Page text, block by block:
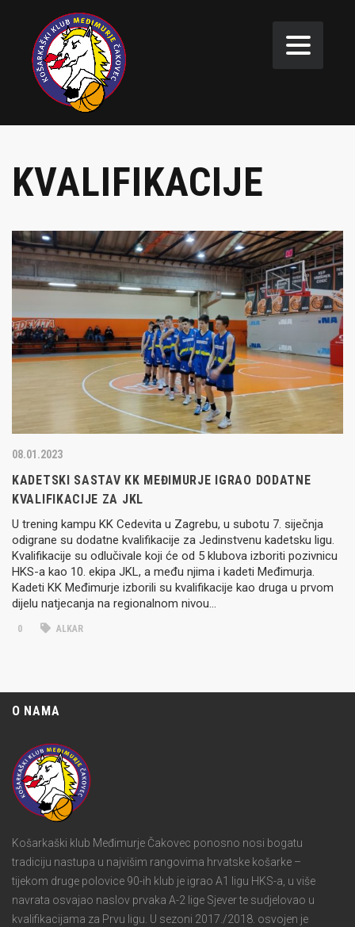
KVALIFIKACIJE
08.01.2023
KADETSKI SASTAV KK MEĐIMURJE IGRAO DODATNE
KVALIFIKACIJE ZA JKL
U trening kampu KK Cedevita u Zagrebu, u subotu 7. siječnja
odigrane su dodatne kvalifikacije za Jedinstvenu kadetsku ligu.
Kvalifikacije su odlučivale koji će od 5 klubova izboriti pozivnicu
HKS-a kao 10. ekipa JKL, a među njima i kadeti Međimurja.
Kadeti KK Međimurje izborili su kvalifikacije kao druga u prvom
dijelu natjecanja na regionalnom nivou…
0 ALKAR
O NAMA
Košarkaški klub Međimurje Čakovec ponosno nosi bogatu
tradiciju nastupa u najvišim rangovima hrvatske košarke –
tijekom druge polovice 90-ih klub je igrao A1 ligu HKS-a, u više
navrata osvajao naslov prvaka A-2 lige Sjever te sudjelovao u
kvalifikacijama za Prvu ligu. U sezoni 2017./2018. osvojen je